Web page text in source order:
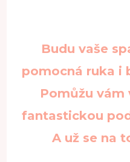
Budu vaše
pomocná ruka i
Pomůžu vám
fantastickou
A už se na